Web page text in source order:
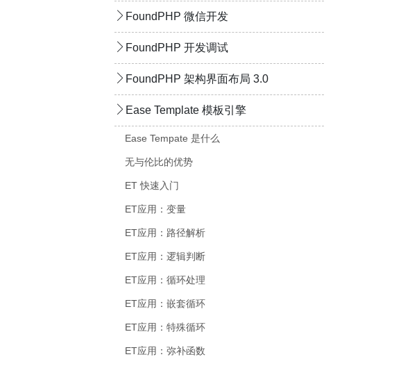
FoundPHP 微信开发
FoundPHP 开发调试
FoundPHP 架构界面布局 3.0
Ease Template 模板引擎
Ease Tempate 是什么
无与伦比的优势
ET 快速入门
ET应用：变量
ET应用：路径解析
ET应用：逻辑判断
ET应用：循环处理
ET应用：嵌套循环
ET应用：特殊循环
ET应用：弥补函数